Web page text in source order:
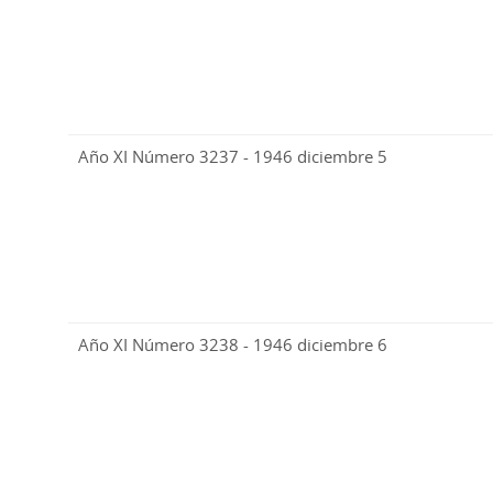
Año XI Número 3237 - 1946 diciembre 5
Año XI Número 3238 - 1946 diciembre 6